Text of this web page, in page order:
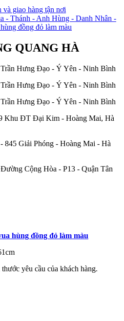
và giao hàng tận nơi
- Thánh - Anh Hùng - Danh Nhân -
đồng đỏ làm màu
QUANG HÀ
Hưng Đạo - Ý Yên - Ninh Bình
Hưng Đạo - Ý Yên - Ninh Bình
Hưng Đạo - Ý Yên - Ninh Bình
Khu ĐT Đại Kim - Hoàng Mai, Hà
845 Giải Phóng - Hoàng Mai - Hà
Cộng Hòa - P13 - Quận Tân
hùng đồng đỏ làm màu
yêu cầu của khách hàng.